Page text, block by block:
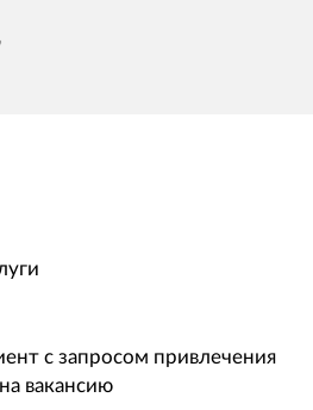
с запросом привлечения
вакансию